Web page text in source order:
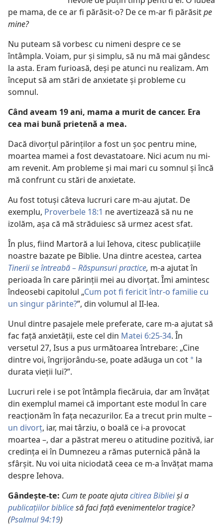
pe mama, de ce ar fi părăsit-o? De ce m-ar fi părăsitpe
mine?
Nu puteam să vorbesc cu nimeni despre ce se
întâmpla. Voiam, pur și simplu, să nu mă mai gândesc
la asta. Eram furioasă, deși pe atunci nu realizam. Am
început să am stări de anxietate și probleme cu
somnul.
Când aveam 19 ani, mama a murit de cancer. Era
cea mai bună prietenă a mea.
Dacă divorțul părinților a fost un șoc pentru mine,
moartea mamei a fost devastatoare. Nici acum nu mi-
am revenit. Am probleme și mai mari cu somnul și încă
mă confrunt cu stări de anxietate.
Au fost totuși câteva lucruri care m-au ajutat. De
exemplu, Proverbele 18:1 ne avertizează să nu ne
izolăm, așa că mă străduiesc să urmez acest sfat.
În plus, fiind Martoră a lui Iehova, citesc publicațiile
noastre bazate pe Biblie. Una dintre acestea, cartea
Tinerii se întreabă – Răspunsuri practice, m-a ajutat în
perioada în care părinții mei au divorțat. Îmi amintesc
îndeosebi capitolul „Cum pot fi fericit într-o familie cu
un singur părinte?”, din volumul al II-lea.
Unul dintre pasajele mele preferate, care m-a ajutat să
fac față anxietății, este cel din Matei 6:25-34. În
versetul 27, Isus a pus următoarea întrebare: „Cine
dintre voi, îngrijorându-se, poate adăuga un cot a la
durata vieții lui?”.
Lucruri rele i se pot întâmpla fiecăruia, dar am învățat
din exemplul mamei că important este modul în care
reacționăm în fața necazurilor. Ea a trecut prin multe –
un divorț, iar, mai târziu, o boală ce i-a provocat
moartea –, dar a păstrat mereu o atitudine pozitivă, iar
credința ei în Dumnezeu a rămas puternică până la
sfârșit. Nu voi uita niciodată ceea ce m-a învățat mama
despre Iehova.
Gândește-te: Cum te poate ajutacitirea Biblieiși a
publicațiilor biblicesă faci față evenimentelor tragice?
(Psalmul 94:19)